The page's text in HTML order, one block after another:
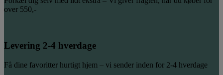
over 550,-
Levering 2-4 hverdage
Få dine favoritter hurtigt hjem – vi sender inden for 2-4 hverdage